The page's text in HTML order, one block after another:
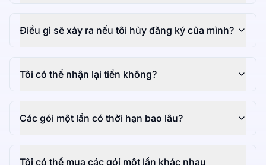
Điều gì sẽ xảy ra nếu tôi hủy đăng ký của mình?
Tôi có thể nhận lại tiền không?
Các gói một lần có thời hạn bao lâu?
Tôi có thể mua các gói một lần khác nhau